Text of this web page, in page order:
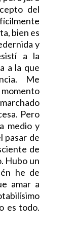
del
bien es
y
a la
a la que
Me
Pero
medio y
pasar de
de
Hubo un
he de
amar a
es todo.